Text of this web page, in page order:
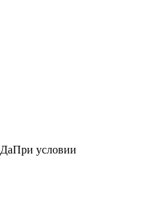
ДаПри условии